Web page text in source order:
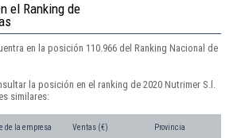
el Ranking de
en la posición 110.966 del Ranking Nacional de
la posición en el ranking de 2020 Nutrimer S.l.
similares:
de la empresa Ventas (€) Provincia